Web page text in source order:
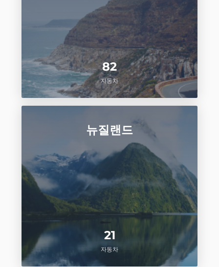
82
자동차
21
자동차
뉴질랜드